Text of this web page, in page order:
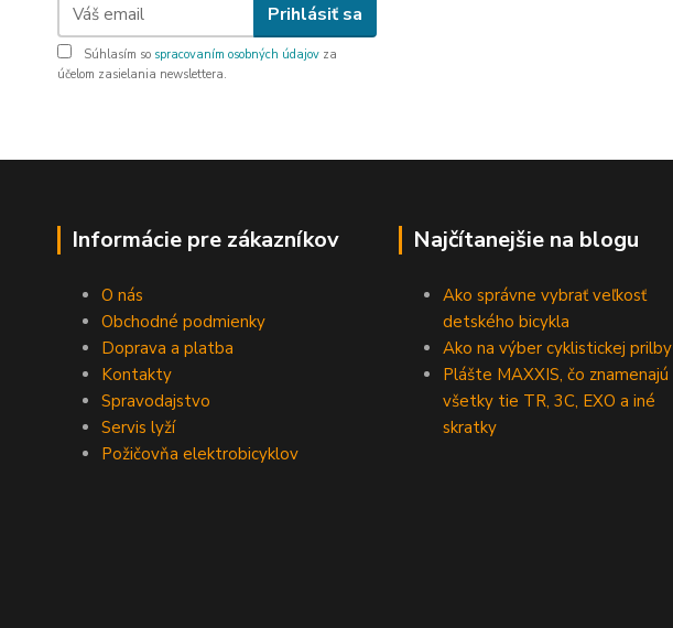
Prihlásiť sa
Súhlasím so spracovaním osobných údajov za
účelom zasielania newslettera.
Informácie pre zákazníkov
O nás
Obchodné podmienky
Doprava a platba
Kontakty
Spravodajstvo
Servis lyží
Požičovňa elektrobicyklov
Najčítanejšie na blogu
Ako správne vybrať veľkosť
detského bicykla
Ako na výber cyklistickej prilby
Plášte MAXXIS, čo znamenajú
všetky tie TR, 3C, EXO a iné
skratky